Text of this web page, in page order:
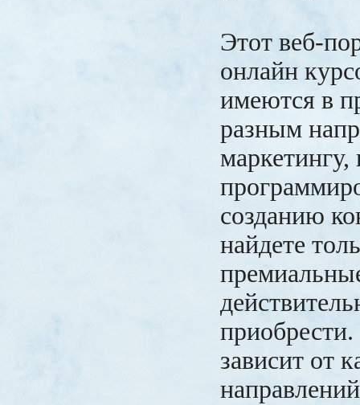
Этот веб-
онлайн
имеются в
разным
маркетингу,
созданию
найдете
приобрести.
зависит от